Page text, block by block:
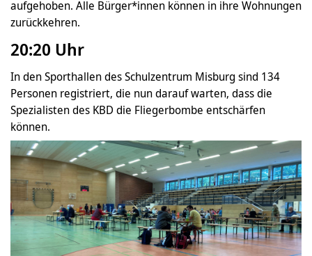
aufgehoben. Alle Bürger*innen können in ihre Wohnungen
zurückkehren.
20:20 Uhr
In den Sporthallen des Schulzentrum Misburg sind 134
Personen registriert, die nun darauf warten, dass die
Spezialisten des KBD die Fliegerbombe entschärfen
können.